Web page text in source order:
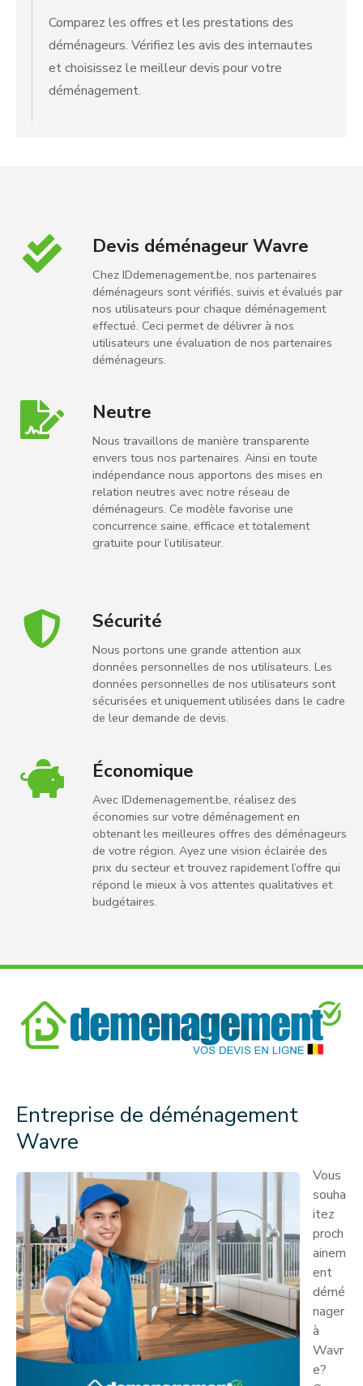
Comparez les offres et les prestations des
déménageurs. Vérifiez les avis des internautes
et choisissez le meilleur devis pour votre
déménagement.
Devis déménageur Wavre
Chez IDdemenagement.be, nos partenaires
déménageurs sont vérifiés, suivis et évalués par
nos utilisateurs pour chaque déménagement
effectué. Ceci permet de délivrer à nos
utilisateurs une évaluation de nos partenaires
déménageurs.
Neutre
Nous travaillons de manière transparente
envers tous nos partenaires. Ainsi en toute
indépendance nous apportons des mises en
relation neutres avec notre réseau de
déménageurs. Ce modèle favorise une
concurrence saine, efficace et totalement
gratuite pour l’utilisateur.
Sécurité
Nous portons une grande attention aux
données personnelles de nos utilisateurs. Les
données personnelles de nos utilisateurs sont
sécurisées et uniquement utilisées dans le cadre
de leur demande de devis.
Économique
Avec IDdemenagement.be, réalisez des
économies sur votre déménagement en
obtenant les meilleures offres des déménageurs
de votre région. Ayez une vision éclairée des
prix du secteur et trouvez rapidement l’offre qui
répond le mieux à vos attentes qualitatives et
budgétaires.
Entreprise de déménagement
Wavre
Vous
souha
itez
proch
ainem
ent
démé
nager
à
Wavr
e?